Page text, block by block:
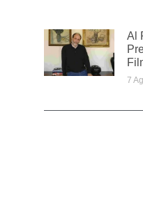
Al
7